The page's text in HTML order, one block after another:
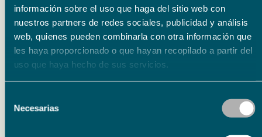
información sobre el uso que haga del sitio web con
nuestros partners de redes sociales, publicidad y análisis
web, quienes pueden combinarla con otra información que
les haya proporcionado o que hayan recopilado a partir del
uso que haya hecho de sus servicios.
Necesarias
Lugar
Precios